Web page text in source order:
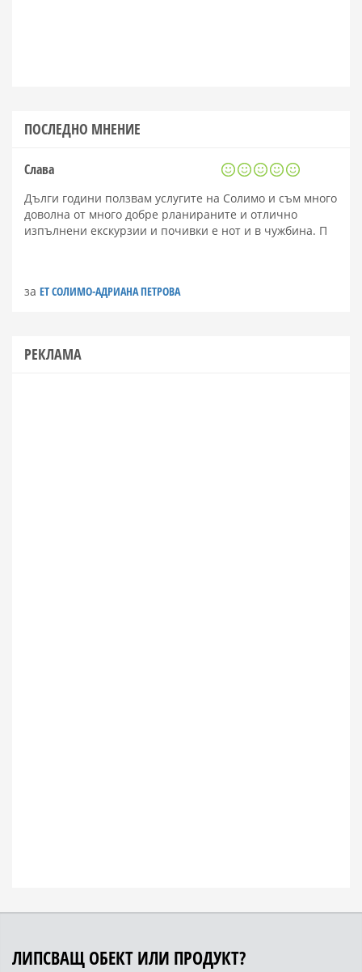
ПОСЛЕДНО МНЕНИЕ
Слава
Дълги години ползвам услугите на Солимо и съм много
доволна от много добре рланираните и отлично
изпълнени екскурзии и почивки е нот и в чужбина. П
за ЕТ СОЛИМО-АДРИАНА ПЕТРОВА
РЕКЛАМА
ЛИПСВАЩ ОБЕКТ ИЛИ ПРОДУКТ?